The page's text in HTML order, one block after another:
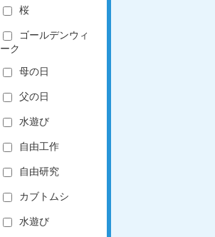
桜
ゴールデンウィ
ーク
母の日
父の日
水遊び
自由工作
自由研究
カブトムシ
水遊び